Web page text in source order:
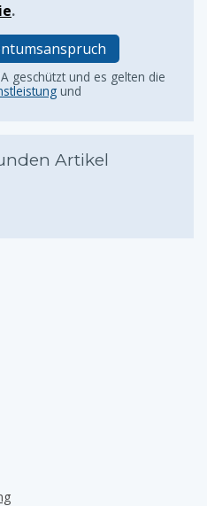
.
geschützt und es gelten die
und
Artikel